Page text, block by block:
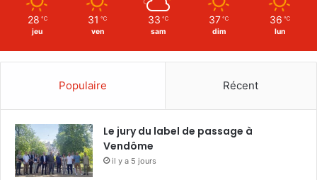
28 ℃
jeu
31 ℃
ven
33 ℃
sam
37 ℃
dim
36 ℃
lun
Populaire Récent
Le jury du label de passage à
Vendôme
il y a 5 jours